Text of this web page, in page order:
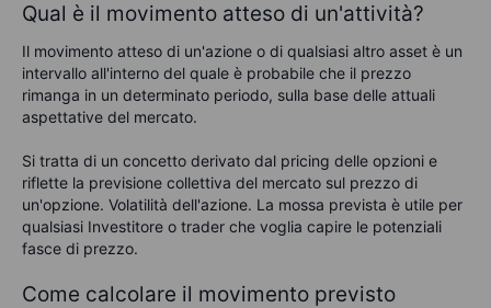
Qual è il movimento atteso di un'attività?
Il movimento atteso di un'azione o di qualsiasi altro asset è un
intervallo all'interno del quale è probabile che il prezzo
rimanga in un determinato periodo, sulla base delle attuali
aspettative del mercato.
Si tratta di un concetto derivato dal pricing delle opzioni e
riflette la previsione collettiva del mercato sul prezzo di
un'opzione. Volatilità dell'azione. La mossa prevista è utile per
qualsiasi Investitore o trader che voglia capire le potenziali
fasce di prezzo.
Come calcolare il movimento previsto